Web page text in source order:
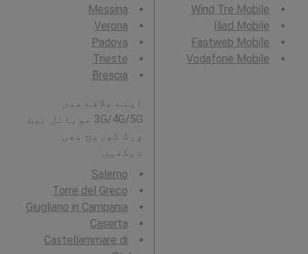
Wind Tre Mobile
Iliad Mobile
Fastweb Mobile
Vodafone Mobile
Messina
Verona
Padova
Trieste
Brescia
اپنے علاقے میں
3G/4G/5G موبائل نیٹ
ورک کوریج بھی
دیکھیں:
Salerno
Torre del Greco
Giugliano in Campania
Caserta
Castellammare di